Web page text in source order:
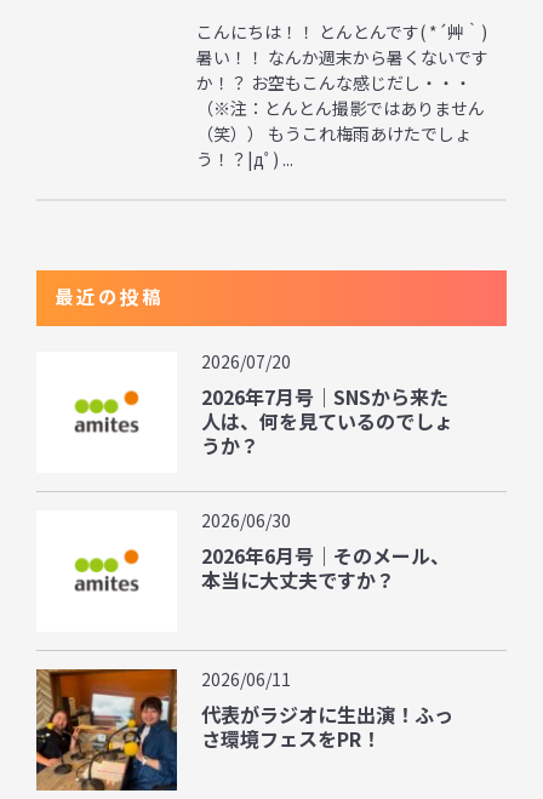
こんにちは！！ とんとんです( *´艸｀)
暑い！！ なんか週末から暑くないです
か！？ お空もこんな感じだし・・・
（※注：とんとん撮影ではありません
（笑）） もうこれ梅雨あけたでしょ
う！？|дﾟ) ...
最近の投稿
2026/07/20
2026年7月号｜SNSから来た
人は、何を見ているのでしょ
うか？
2026/06/30
2026年6月号｜そのメール、
本当に大丈夫ですか？
2026/06/11
代表がラジオに生出演！ふっ
さ環境フェスをPR！